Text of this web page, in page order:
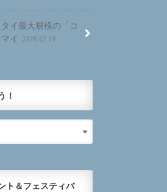
イ最大規模の「コ
イ
2020.02.14
！
ト＆フェスティバ